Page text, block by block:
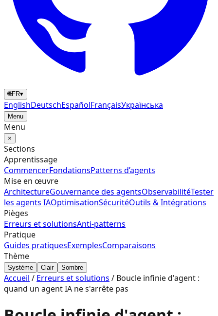
🌐FR▾
EnglishDeutschEspañolFrançaisУкраїнська
Menu
Menu
×
Sections
Apprentissage
CommencerFondationsPatterns d’agents
Mise en œuvre
ArchitectureGouvernance des agentsObservabilitéTester
les agents IAOptimisationSécuritéOutils & Intégrations
Pièges
Erreurs et solutionsAnti-patterns
Pratique
Guides pratiquesExemplesComparaisons
Thème
Système Clair Sombre
Accueil / Erreurs et solutions / Boucle infinie d'agent :
quand un agent IA ne s'arrête pas